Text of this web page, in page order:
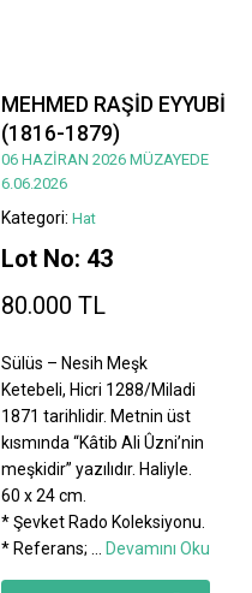
MEHMED RAŞİD EYYUBİ
(1816-1879)
06 HAZİRAN 2026 MÜZAYEDE
6.06.2026
Kategori: Hat
Lot No: 43
80.000 TL
Sülüs – Nesih Meşk
Ketebeli, Hicri 1288/Miladi
1871 tarihlidir. Metnin üst
kısmında “Kâtib Ali Ûzni’nin
meşkidir” yazılıdır. Haliyle.
60 x 24 cm.
* Şevket Rado Koleksiyonu.
* Referans;
Devamını Oku